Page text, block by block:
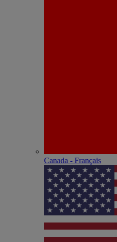
Canada - Français